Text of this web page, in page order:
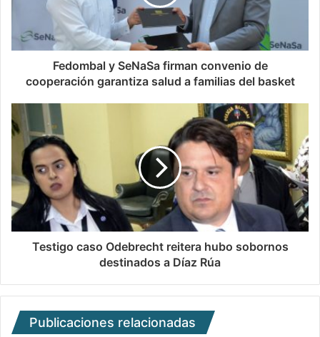
Fedombal y SeNaSa firman convenio de
cooperación garantiza salud a familias del basket
Testigo caso Odebrecht reitera hubo sobornos
destinados a Díaz Rúa
Publicaciones relacionadas